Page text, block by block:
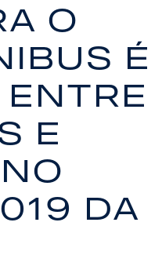
o
é
entre
e
da